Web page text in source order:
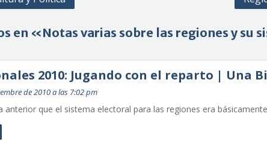
en «Notas varias sobre las regiones y su
2010: Jugando con el reparto | Una
de 2010 a las 7:02 pm
anterior que el sistema electoral para las regiones era